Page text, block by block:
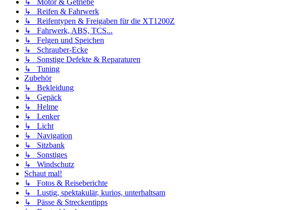
↳ Reifen & Fahrwerk
↳ Reifentypen & Freigaben für die XT1200Z
↳ Fahrwerk, ABS, TCS...
↳ Felgen und Speichen
↳ Schrauber-Ecke
↳ Sonstige Defekte & Reparaturen
↳ Tuning
Zubehör
↳ Bekleidung
↳ Gepäck
↳ Helme
↳ Lenker
↳ Licht
↳ Navigation
↳ Sitzbank
↳ Sonstiges
↳ Windschutz
Schaut mal!
↳ Fotos & Reiseberichte
↳ Lustig, spektakulär, kurios, unterhaltsam
↳ Pässe & Streckentipps